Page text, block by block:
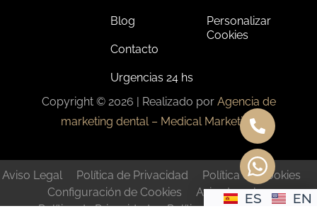
Blog
Contacto
Urgencias 24 hs
Personalizar
Cookies
ES EN
Copyright © 2026 | Realizado por Agencia de
marketing dental – Medical Marketing
Aviso Legal Política de Privacidad
Política de Cookies
Configuración de Cookies
Aviso Legal
Política de Privacidad
Política de Cookies